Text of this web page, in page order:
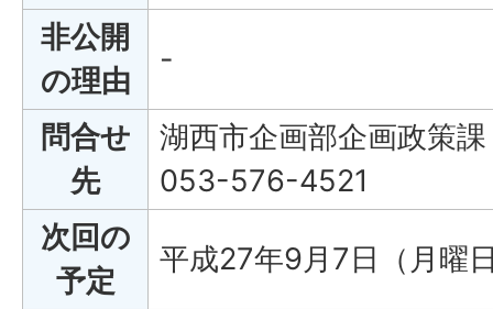
非公開
の理由
-
問合せ
先
湖西市企画部企画政策課
053-576-4521
次回の
予定
平成27年9月7日（月曜